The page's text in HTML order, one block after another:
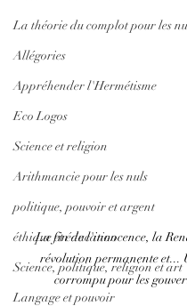
La théorie du complot pour les
Allégories
Appréhender l'Hermétisme
Eco Logos
Science et religion
Arithmancie pour les nuls
politique, pouvoir et argent
éthique et éducation
Science, politique, religion et art
Langage et pouvoir
La fin de l'innocence, la
révolution permanente et...
corrompu pour les